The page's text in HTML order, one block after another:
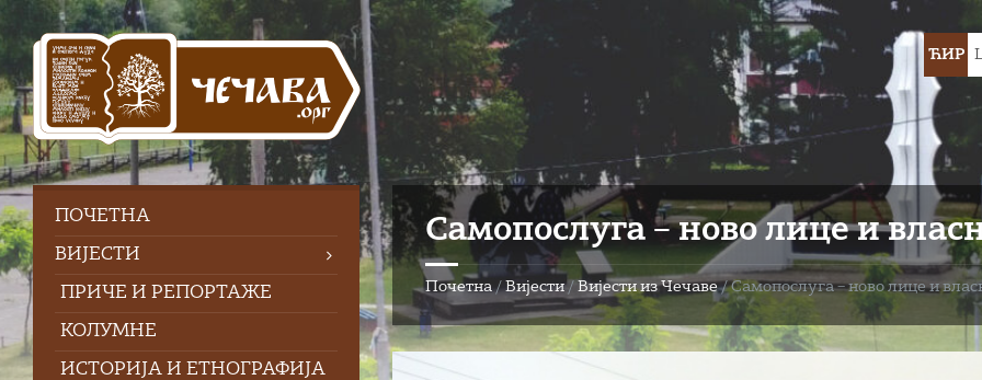
Skip
content
Skip
left
sidebar
Skip
footer
Choose
ЋИР
Самопослуга – ново лице и
Почетна /Вијести/Вијести из Чечаве/Самопослуга – ново лице и
ПOЧЕТНА
ВИЈЕСТИ
ПРИЧЕ И РЕПОРТАЖЕ
КОЛУМНЕ
ИСТОРИЈА И ЕТНОГРАФИЈА